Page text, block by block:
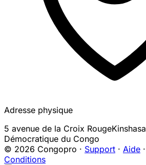
Adresse physique
5 avenue de la Croix RougeKinshasa
Démocratique du Congo
© 2026 Congopro · Support · Aide ·
Conditions